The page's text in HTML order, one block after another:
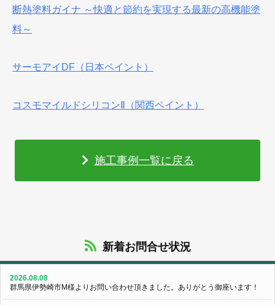
断熱塗料ガイナ ～快適と節約を実現する最新の高機能塗
料～
サーモアイDF（日本ペイント）
コスモマイルドシリコンⅡ（関西ペイント）
施工事例一覧に戻る
新着お問合せ状況
2026.08.08
群馬県伊勢崎市M様よりお問い合わせ頂きました。ありがとう御座います！